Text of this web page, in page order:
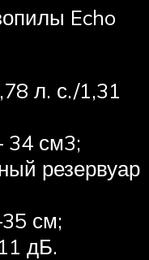
Echo
л. с./1,31
34 см3;
резервуар
см;
дБ.